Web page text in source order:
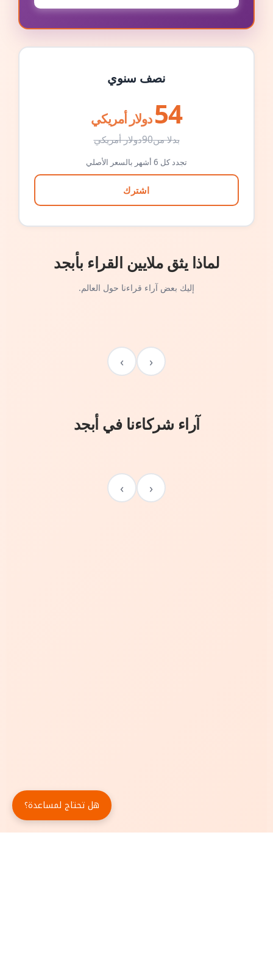
نصف سنوي
54 دولار أمريكي
بدلا من90دولار أمريكي
تجدد كل 6 أشهر بالسعر الأصلي
اشترك
لماذا يثق ملايين القراء بأبجد
إليك بعض آراء قراءنا حول العالم.
‹
›
آراء شركاءنا في أبجد
‹
›
هل تحتاج لمساعدة؟